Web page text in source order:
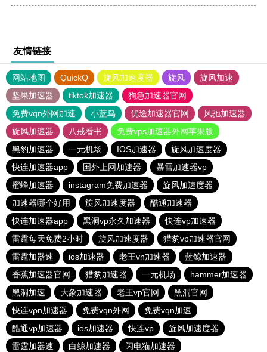
友情链接
网站地图 QuickQ 旋风加速度器 旋风
旋风加速
坚果加速器
tiktok加速器
狗急加速器官网
免费vqn外网加速
小蓝鸟 优途加速器官网
风驰加速器
旋风加速器
八戒看书
免费vps加速器外网苹果版
黑豹加速器
一元机场 IOS加速器
旋风加速度器
快连加速器app
国外上网加速器
暴雪加速器vp
蜜蜂加速器
instagram免费加速器
旋风加速度器
加速器哪个好用
旋风加速度器
酷通加速器
快连加速器app
黑洞vp永久加速器
快连vp加速器
雷霆每天免费2小时
旋风加速度器
猎豹vp加速器官网
雷霆加器速
ios加速器 老王vn加速器
蓝鲸加速器
香蕉加速器官网
猎豹加速器 一元机场
hammer加速器
黑洞加速
大象加速器 老王vp官网
黑洞官网
快连vρn加速器
免费vqn外网
免费vqn加速
酷通vp加速器
ios加速器 快连vp
旋风加速度器
雷霆加器速
白鲸加速器 闪电猫加速器